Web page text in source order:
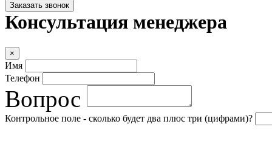
Заказать звонок
Консультация менеджера
×
Имя
Телефон
Вопрос
Контрольное поле - сколько будет два плюс три (цифрами)?